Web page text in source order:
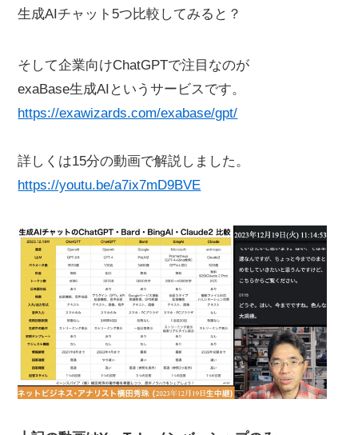
生成AIチャット5つ比較してみると？
そして企業向けChatGPTで注目なのが
exaBase生成AIというサービスです。
https://exawizards.com/exabase/gpt/
詳しくは15分の動画で解説しました。
https://youtu.be/a7ix7mD9BVE